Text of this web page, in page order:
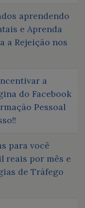
aprendendo
e Aprenda
a Rejeição nos
a
do Facebook
Pessoal
para você
reais por mês e
de Tráfego